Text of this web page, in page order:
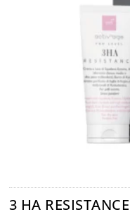
3 HA RESISTANCE